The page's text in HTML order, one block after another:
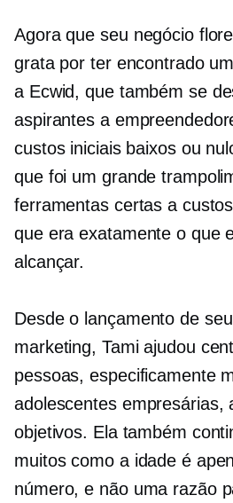
Agora que seu negócio
grata por ter encontrado
a Ecwid, que também se
aspirantes a
custos iniciais baixos ou
que foi um grande
ferramentas certas a
que era exatamente o que
alcançar.
Desde o lançamento de
marketing, Tami ajudou
pessoas, especificamente
adolescentes empresárias,
objetivos. Ela também
muitos como a idade é
número, e não uma razão